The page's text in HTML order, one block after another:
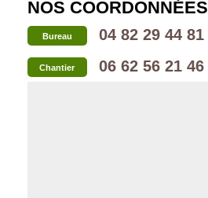
NOS COORDONNÉES
Bureau 04 82 29 44 81
Chantier 06 62 56 21 46